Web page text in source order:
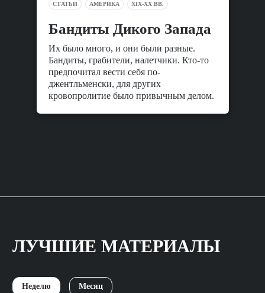
СТАТЬИ АМЕРИКА XIX-XX ВВ.
Бандиты Дикого Запада
Их было много, и они были разные.
Бандиты, грабители, налетчики. Кто-то
предпочитал вести себя по-
джентльменски, для других
кровопролитие было привычным делом.
ЛУЧШИЕ МАТЕРИАЛЫ
Неделю Месяц